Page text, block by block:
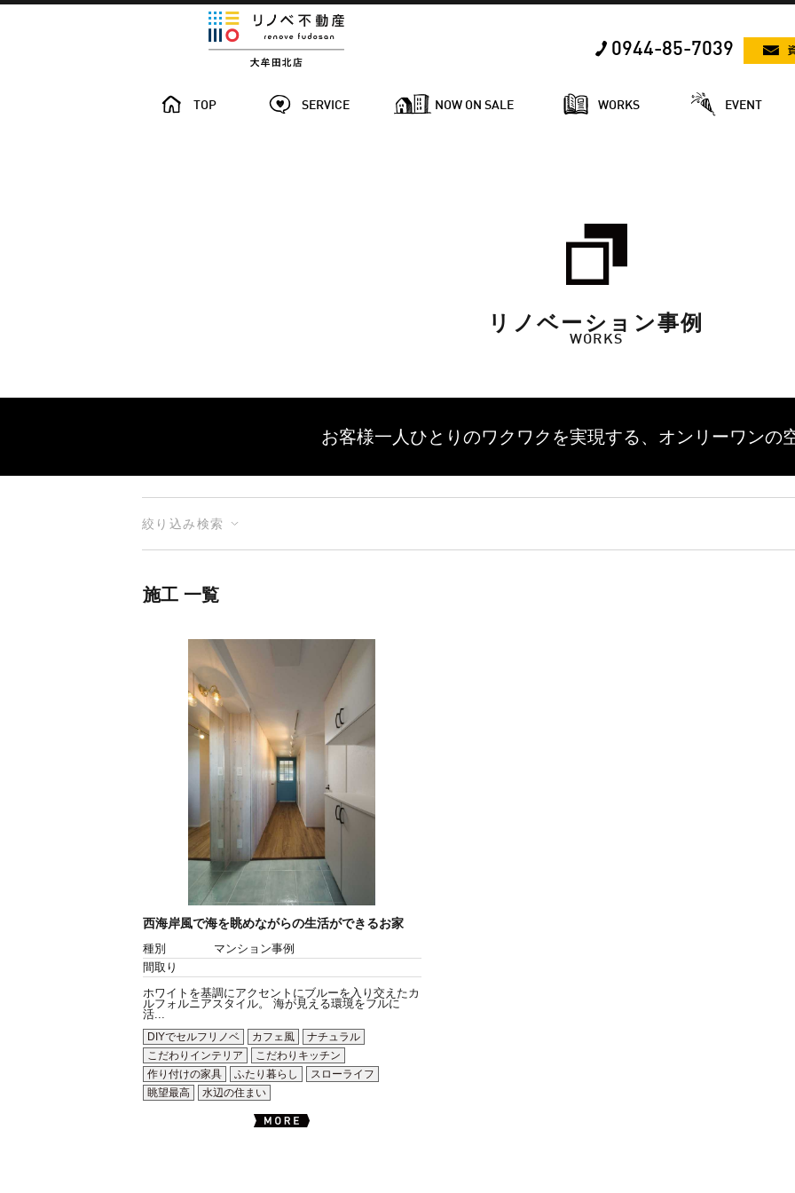
0944-85-7039
TOP SERVICE NOW ON SALE WORKS EVENT
リノベーション事例
WORKS
お客様一人ひとりのワクワクを実現する、 オンリーワンの
絞り込み検索
施工 一覧
西海岸風で海を眺めながらの生活ができるお家
種別
マンション事例
間取り
ホワイトを基調にアクセントにブルーを入り交えたカ
ルフォルニアスタイル。 海が見える環境をフルに
活...
DIYでセルフリノベ
カフェ風
ナチュラル
こだわりインテリア
こだわりキッチン
作り付けの家具
ふたり暮らし
スローライフ
眺望最高
水辺の住まい